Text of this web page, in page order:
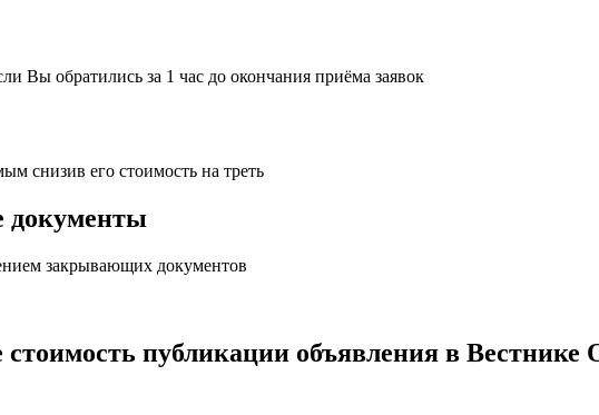
Вы обратились за 1 час до окончания приёма заявок
снизив его стоимость на треть
документы
закрывающих документов
стоимость публикации объявления в Вестнике